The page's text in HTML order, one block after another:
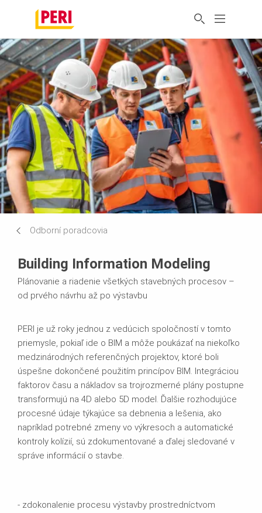
Odborní poradcovia
Building Information Modeling
Plánovanie a riadenie všetkých stavebných procesov –
od prvého návrhu až po výstavbu
PERI je už roky jednou z vedúcich spoločností v tomto
priemysle, pokiaľ ide o BIM a môže poukázať na niekoľko
medzinárodných referenčných projektov, ktoré boli
úspešne dokončené použitím princípov BIM. Integráciou
faktorov času a nákladov sa trojrozmerné plány postupne
transformujú na 4D alebo 5D model. Ďalšie rozhodujúce
procesné údaje týkajúce sa debnenia a lešenia, ako
napríklad potrebné zmeny vo výkresoch a automatické
kontroly kolízií, sú zdokumentované a ďalej sledované v
správe informácií o stavbe.
- zdokonalenie procesu výstavby prostredníctvom